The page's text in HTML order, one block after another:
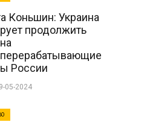
Коньшин: Украина
продолжить
России
05-2024